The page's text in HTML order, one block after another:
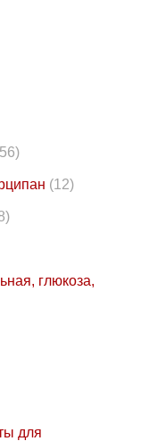
(12)
глюкоза,
для